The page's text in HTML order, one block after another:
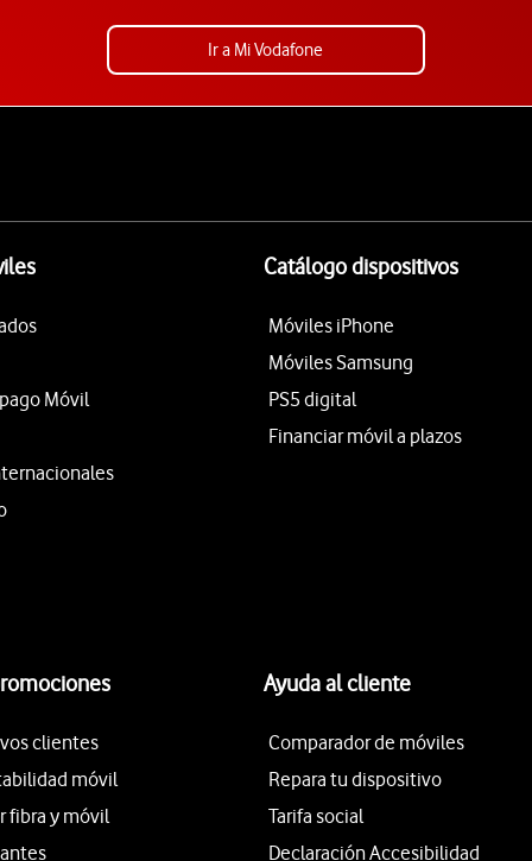
Ir a Mi Vodafone
Móvil
Catálogo dispositivos
Móviles iPhone
Móviles Samsung
PS5 digital
Financiar móvil a plazos
clientes
móvil
fibra y móvil
Ayuda al cliente
Comparador de móviles
Repara tu dispositivo
Tarifa social
Declaración Accesibilidad